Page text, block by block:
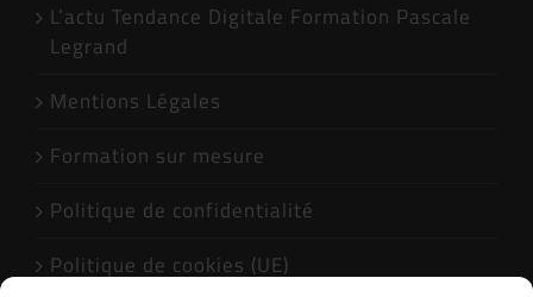
L’actu Tendance Digitale Formation Pascale
Legrand
Mentions Légales
Formation sur mesure
Politique de confidentialité
Politique de cookies (UE)